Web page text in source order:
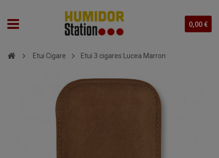
0,00 €
Etui Cigare Etui 3 cigares Lucea Marron